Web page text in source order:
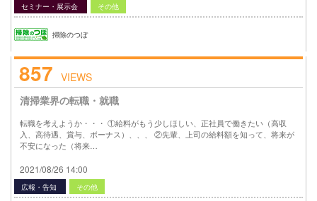
セミナー・展示会 その他
掃除のつぼ
857 VIEWS
清掃業界の転職・就職
転職を考えようか・・・ ①給料がもう少しほしい、正社員で働きたい（高収
入、高待遇、賞与、ボーナス）、、、 ②先輩、上司の給料額を知って、将来が
不安になった（将来…
2021/08/26 14:00
広報・告知 その他